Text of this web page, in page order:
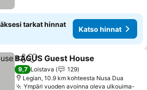
tarkat hinnat
Katso hinnat
Jaa Lisää suosikkeihin
BAGUS Guest House
9,7 Loistava
129
Legian, 10.9 km kohteesta Nusa Dua
Ympäri vuoden avoinna oleva ulkouima-